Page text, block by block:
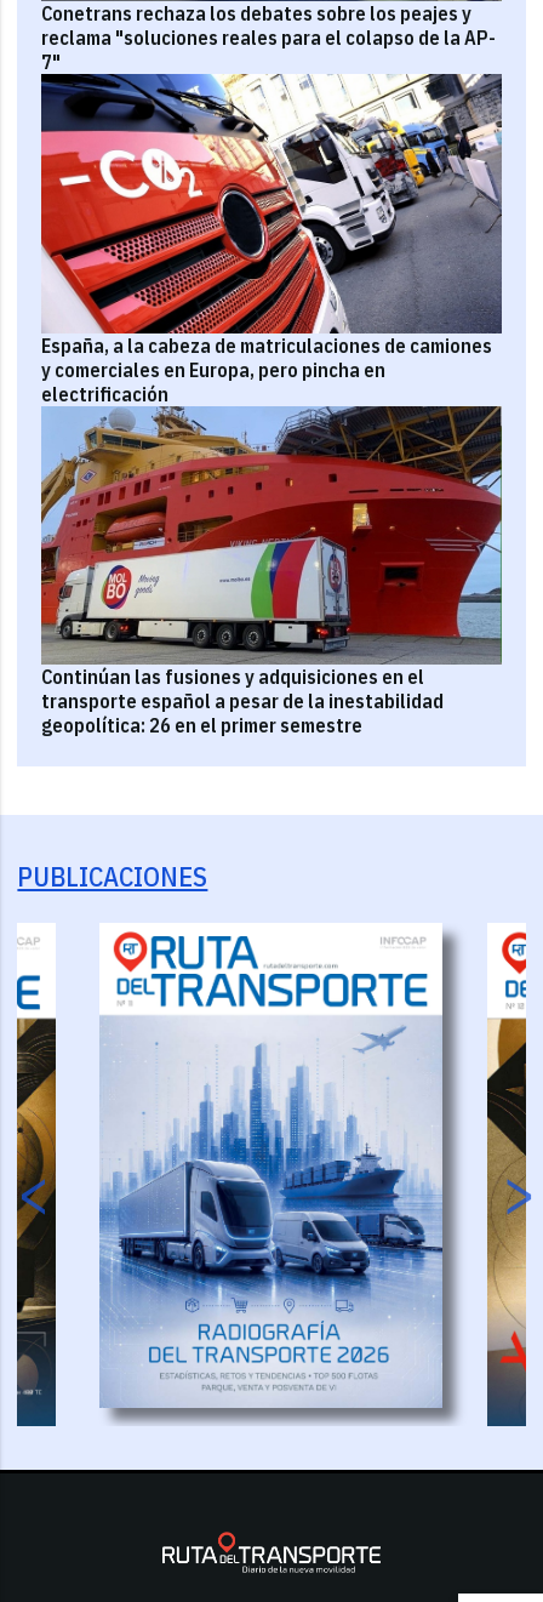
Conetrans rechaza los debates sobre los peajes y
reclama "soluciones reales para el colapso de la AP-
7"
España, a la cabeza de matriculaciones de camiones
y comerciales en Europa, pero pincha en
electrificación
Continúan las fusiones y adquisiciones en el
transporte español a pesar de la inestabilidad
geopolítica: 26 en el primer semestre
PUBLICACIONES